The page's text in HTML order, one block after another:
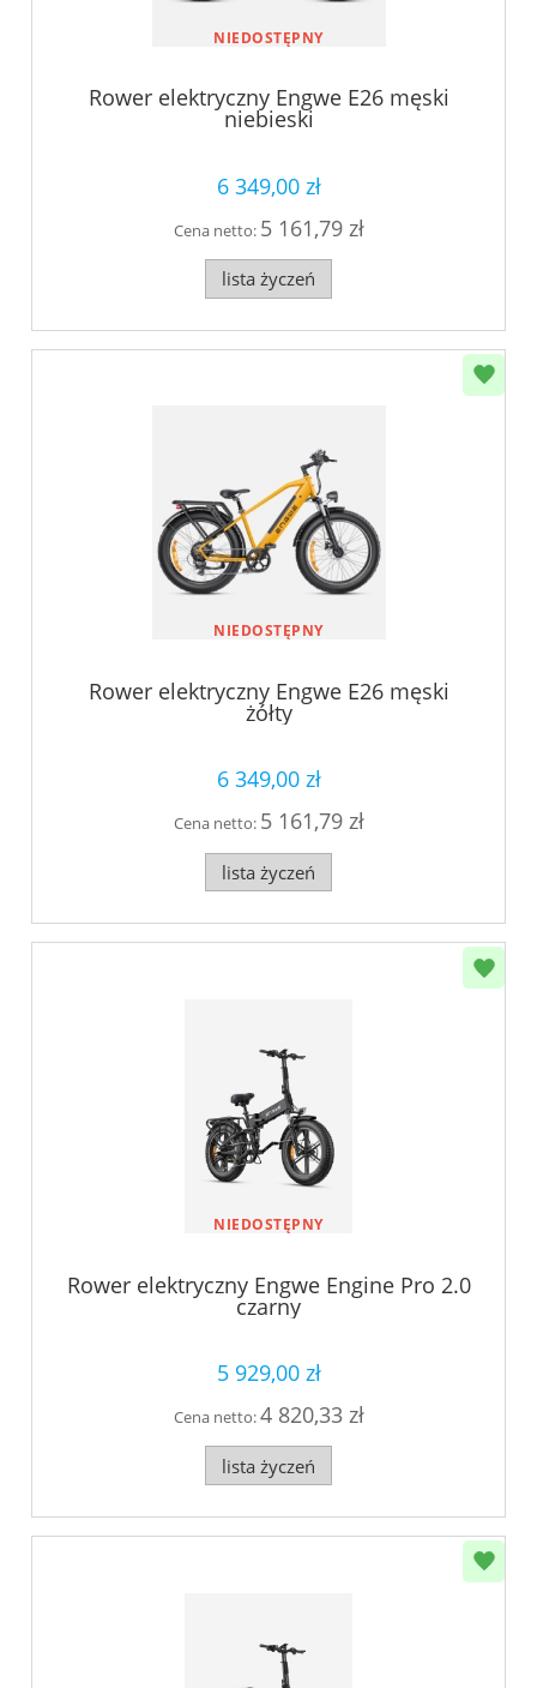
NIEDOSTĘPNY
Rower elektryczny Engwe E26 męski
niebieski
6 349,00 zł
Cena netto: 5 161,79 zł
lista życzeń
NIEDOSTĘPNY
Rower elektryczny Engwe E26 męski
żółty
6 349,00 zł
Cena netto: 5 161,79 zł
lista życzeń
NIEDOSTĘPNY
Rower elektryczny Engwe Engine Pro 2.0
czarny
5 929,00 zł
Cena netto:4 820,33 zł
lista życzeń